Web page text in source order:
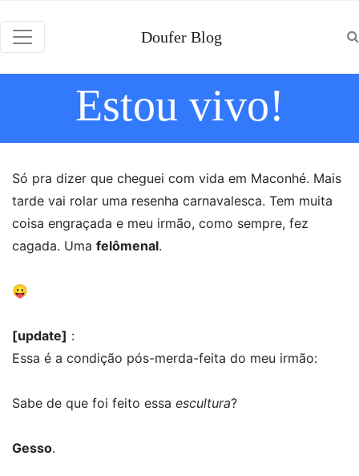
Doufer Blog
Estou vivo!
Só pra dizer que cheguei com vida em Maconhé. Mais
tarde vai rolar uma resenha carnavalesca. Tem muita
coisa engraçada e meu irmão, como sempre, fez
cagada. Uma felômenal.
😛
[update] :
Essa é a condição pós-merda-feita do meu irmão:
Sabe de que foi feito essa escultura?
Gesso.